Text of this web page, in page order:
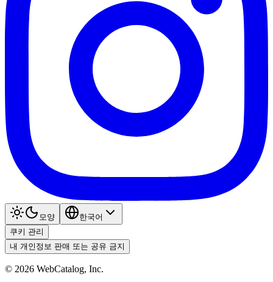
모양
한국어
쿠키 관리
내 개인정보 판매 또는 공유 금지
© 2026 WebCatalog, Inc.